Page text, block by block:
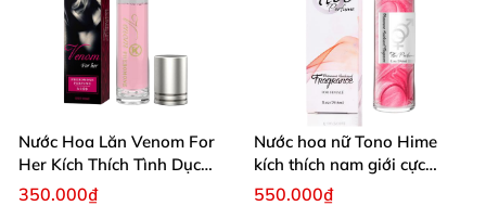
Nước Hoa Lăn Venom For
Her Kích Thích Tình Dục
Nam Giới
350.000₫
Nước hoa nữ Tono Hime
kích thích nam giới cực
mạnh, không mùi quyến rũ
550.000₫